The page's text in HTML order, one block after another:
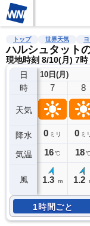
雨雲レーダー 台風
トップ 世界天気
ハルシュタット
現地時刻 8/10(月) 7時
日
時
天気
降水
気温
風
10日(月)
7
0 ミリ
16℃
1.3 m
8
0 ミ
18℃
1.2
1時間ごと